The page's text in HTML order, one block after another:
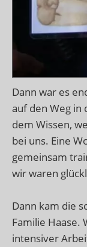
Dann war es
auf den Weg in
dem Wissen,
bei uns. Eine
gemeinsam
wir waren
Dann kam die
Familie Haase.
intensiver